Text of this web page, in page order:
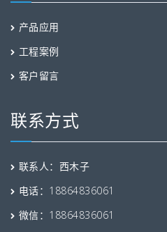
产品应用
工程案例
客户留言
联系方式
联系人：西木子
电话：18864836061
微信：18864836061